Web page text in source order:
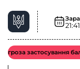
21:41
застосування